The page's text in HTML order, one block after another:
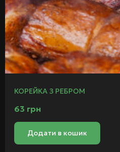
КОРЕЙКА З РЕБРОМ
63 грн
Додати в кошик